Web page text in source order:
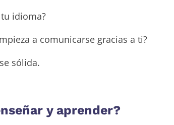
idioma?
a comunicarse gracias a ti?
sólida.
y aprender?